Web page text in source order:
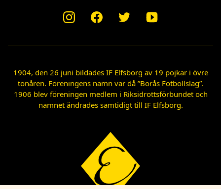
1904, den 26 juni bildades IF Elfsborg av 19 pojkar i övre
tonåren. Föreningens namn var då ”Borås Fotbollslag”.
1906 blev föreningen medlem i Riksidrottsförbundet och
namnet ändrades samtidigt till IF Elfsborg.